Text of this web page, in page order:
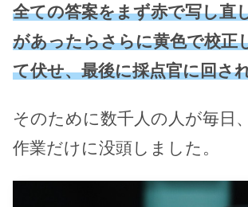
全ての答案をまず赤で写し直
があったらさらに黄色で校正
て伏せ、最後に採点官に回さ
そのために数千人の人が毎日
作業だけに没頭しました。